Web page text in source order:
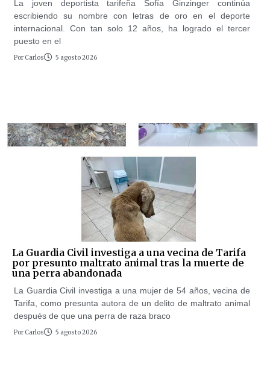
La joven deportista tarifeña Sofía Ginzinger continúa
escribiendo su nombre con letras de oro en el deporte
internacional. Con tan solo 12 años, ha logrado el tercer
puesto en el
Por Carlos 5 agosto 2026
La Guardia Civil investiga a una vecina de Tarifa
por presunto maltrato animal tras la muerte de
una perra abandonada
La Guardia Civil investiga a una mujer de 54 años, vecina de
Tarifa, como presunta autora de un delito de maltrato animal
después de que una perra de raza braco
Por Carlos 5 agosto 2026